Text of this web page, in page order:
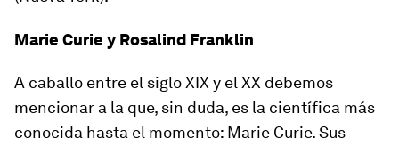
Marie Curie y Rosalind Franklin
A caballo entre el siglo XIX y el XX debemos
mencionar a la que, sin duda, es la científica más
conocida hasta el momento: Marie Curie. Sus